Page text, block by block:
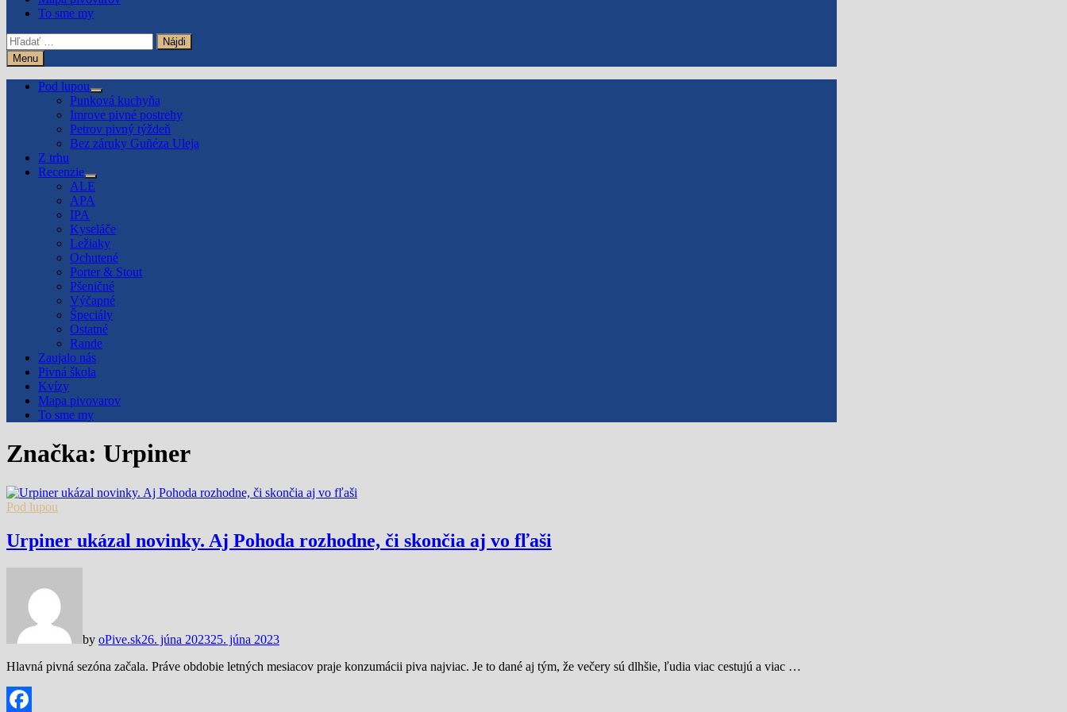
To sme my
Hľadať:
Menu
Pod lupou
Show
sub
menu
Punková kuchyňa
Imrove pivné postrehy
Petrov pivný týždeň
Bez záruky Guñéza Uleja
Z trhu
Recenzie
Show
sub
menu
ALE
APA
IPA
Kyseláče
Ležiaky
Ochutené
Porter & Stout
Pšeničné
Výčapné
Špeciály
Ostatné
Rande
Zaujalo nás
Pivná škola
Kvízy
Mapa pivovarov
To sme my
Značka: Urpiner
Pod lupou
Urpiner ukázal novinky. Aj Pohoda rozhodne, či skončia aj vo fľaši
by oPive.sk26. júna 202325. júna 2023
Hlavná pivná sezóna začala. Práve obdobie letných mesiacov praje konzumácii piva najviac. Je to dané aj tým, že večery sú dlhšie, ľudia viac cestujú a viac …